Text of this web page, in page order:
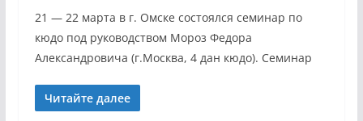
21 — 22 марта в г. Омске состоялся семинар по
кюдо под руководством Мороз Федора
Александровича (г.Москва, 4 дан кюдо). Семинар
Читайте далее